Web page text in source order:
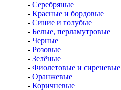
- Серебряные
- Красные и бордовые
- Синие и голубые
- Белые, перламутровые
- Черные
- Розовые
- Зелёные
- Фиолетовые и сиреневые
- Оранжевые
- Коричневые